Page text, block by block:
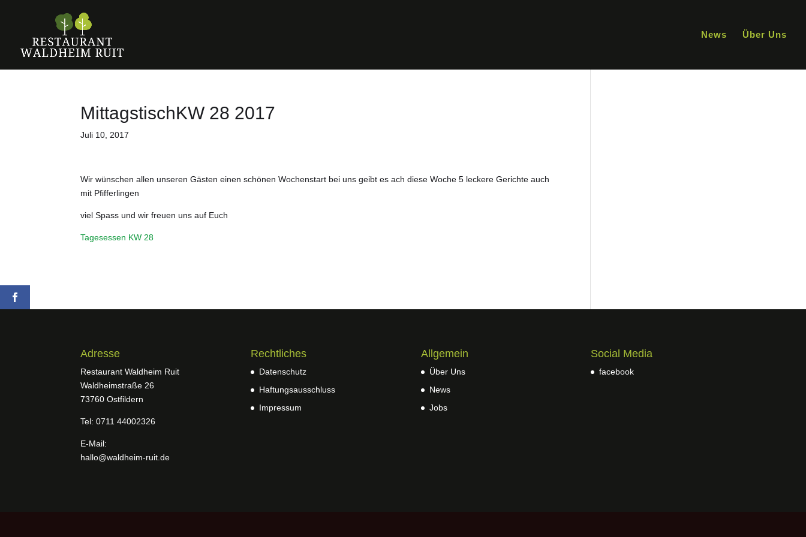
News Über Uns
MittagstischKW 28 2017
Juli 10, 2017
Wir wünschen allen unseren Gästen einen schönen Wochenstart bei uns geibt es ach diese Woche 5 leckere Gerichte auch
mit Pfifferlingen
viel Spass und wir freuen uns auf Euch
Tagesessen KW 28
Adresse
Restaurant Waldheim Ruit
Waldheimstraße 26
73760 Ostfildern
Tel: 0711 44002326
E-Mail:
hallo@waldheim-ruit.de
Rechtliches
Datenschutz
Haftungsausschluss
Impressum
Allgemein
Über Uns
News
Jobs
Social Media
facebook